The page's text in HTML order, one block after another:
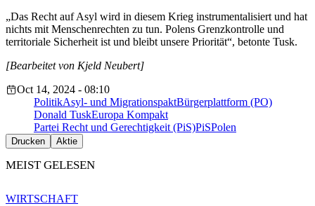
„Das Recht auf Asyl wird in diesem Krieg instrumentalisiert und hat
nichts mit Menschenrechten zu tun. Polens Grenzkontrolle und
territoriale Sicherheit ist und bleibt unsere Priorität“, betonte Tusk.
[Bearbeitet von Kjeld Neubert]
Oct 14, 2024 - 08:10
PolitikAsyl- und MigrationspaktBürgerplattform (PO)
Donald TuskEuropa Kompakt
Partei Recht und Gerechtigkeit (PiS)PiSPolen
Drucken Aktie
MEIST GELESEN
WIRTSCHAFT